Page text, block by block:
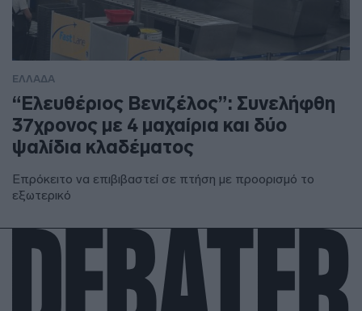
ΕΛΛΑΔΑ
“Ελευθέριος Βενιζέλος”: Συνελήφθη
37χρονος με 4 μαχαίρια και δύο
ψαλίδια κλαδέματος
Επρόκειτο να επιβιβαστεί σε πτήση με προορισμό το
εξωτερικό